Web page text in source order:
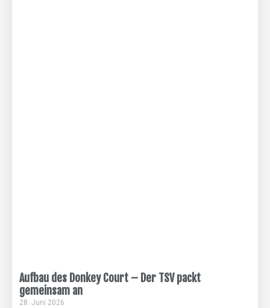
Aufbau des Donkey Court – Der TSV packt
gemeinsam an
28. Juni 2026